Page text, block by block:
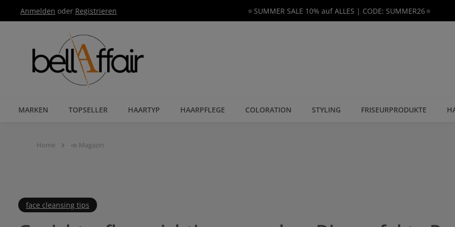
Hauptnavigation springen
Anmelden oder Registrieren 🔅SUMMER SALE 10% auf ALLES | CODE: SUMMER26🔅
MARKEN TOPSELLER HAARTYP HAARPFLEGE COLORATION STYLING FRISEURPRODUKTE
Home 📣 Magazin
face cleansing tips